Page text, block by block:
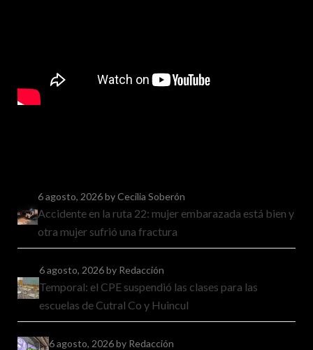
6 agosto, 2026by Cecilia Soberón
Accidente en la ruta 22: mujer embarazada está bien y
otra mujer sufrió una fractura
6 agosto, 2026by Redacción
Temporal: el CPE suspendió las clases para las
escuelas de Cutral Co y Huincul
6 agosto, 2026by Redacción